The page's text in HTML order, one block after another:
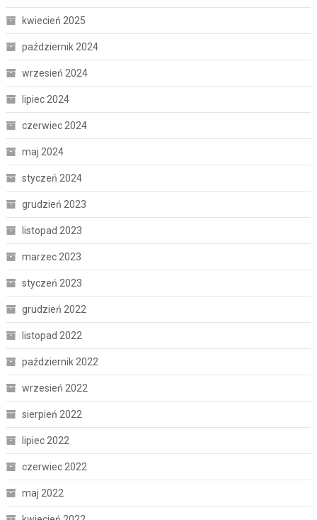
kwiecień 2025
październik 2024
wrzesień 2024
lipiec 2024
czerwiec 2024
maj 2024
styczeń 2024
grudzień 2023
listopad 2023
marzec 2023
styczeń 2023
grudzień 2022
listopad 2022
październik 2022
wrzesień 2022
sierpień 2022
lipiec 2022
czerwiec 2022
maj 2022